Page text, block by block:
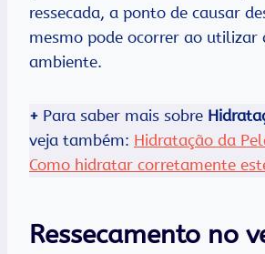
ressecada, a ponto de causar
mesmo pode ocorrer ao utilizar
ambiente.
+ Para saber mais sobre
veja também: Hidratação da
Como hidratar corretamente
Ressecamento no